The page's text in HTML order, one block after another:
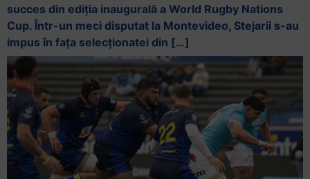
succes din ediția inaugurală a World Rugby Nations
Cup. Într-un meci disputat la Montevideo, Stejarii s-au
impus în fața selecționatei din […]